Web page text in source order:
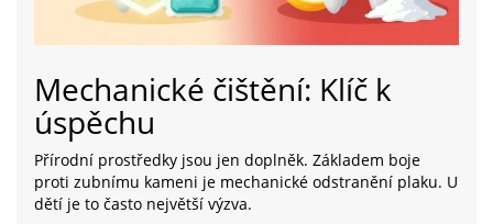
Mechanické čištění: Klíč k
úspěchu
Přírodní prostředky jsou jen doplněk. Základem boje
proti zubnímu kameni je mechanické odstranění plaku. U
dětí je to často největší výzva.